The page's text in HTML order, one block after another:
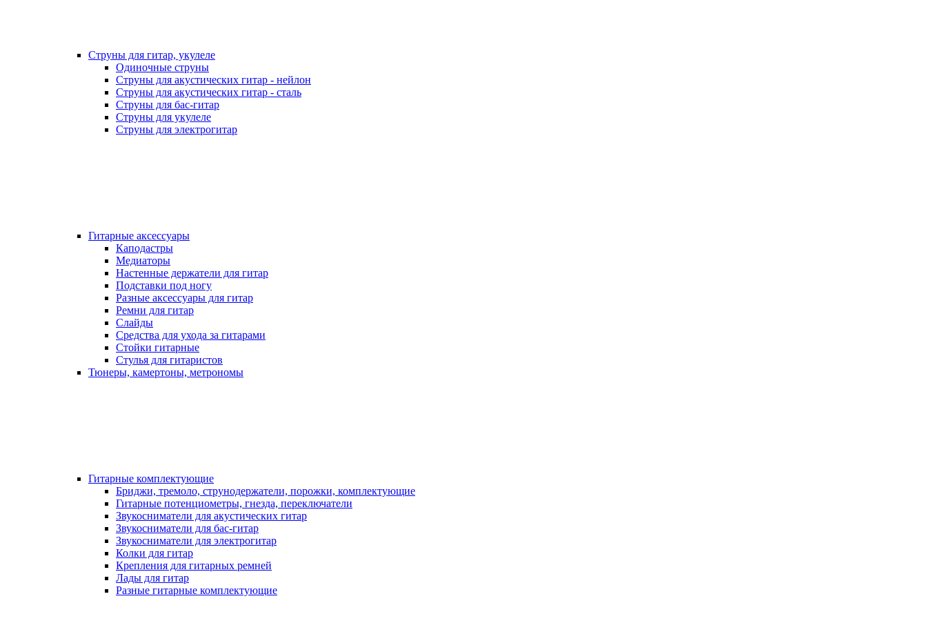
Струны для гитар, укулеле
Одиночные струны
Струны для акустических гитар - нейлон
Струны для акустических гитар - сталь
Струны для бас-гитар
Струны для укулеле
Струны для электрогитар
Гитарные аксессуары
Каподастры
Медиаторы
Настенные держатели для гитар
Подставки под ногу
Разные аксессуары для гитар
Ремни для гитар
Слайды
Средства для ухода за гитарами
Стойки гитарные
Стулья для гитаристов
Тюнеры, камертоны, метрономы
Гитарные комплектующие
Бриджи, тремоло, струнодержатели, порожки, комплектующие
Гитарные потенциометры, гнезда, переключатели
Звукосниматели для акустических гитар
Звукосниматели для бас-гитар
Звукосниматели для электрогитар
Колки для гитар
Крепления для гитарных ремней
Лады для гитар
Разные гитарные комплектующие